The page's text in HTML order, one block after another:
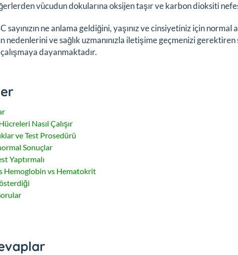
vücudun dokularına oksijen taşır ve karbon dioksiti
sayınızın ne anlama geldiğini, yaşınız ve cinsiyetiniz için normal
nedenlerini ve sağlık uzmanınızla iletişime geçmenizi
dayanmaktadır.
Nasıl Çalışır
ve Test Prosedürü
Sonuçlar
Yaptırmalı
Hemoglobin vs Hematokrit